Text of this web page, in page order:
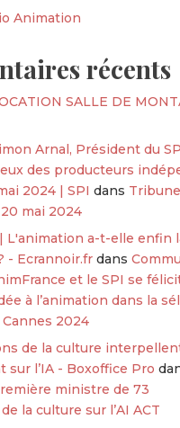
Animation
récents
SALLE DE
Arnal, Président du
des producteurs
2024 | SPI dans
mai 2024
L'animation a-t-elle enfin
- Ecrannoir.frdans
et le SPI se
à l’animation dans la
2024
de la culture
sur l’IA - Boxoffice Pro
ministre de 73
la culture sur l’AI ACT